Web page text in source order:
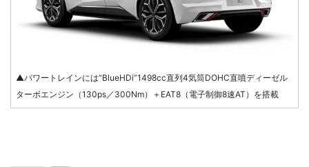
▲パワートレインには“BlueHDi”1498cc直列4気筒DOHC直噴ディーゼル
ターボエンジン（130ps／300Nm）＋EAT8（電子制御8速AT）を搭載